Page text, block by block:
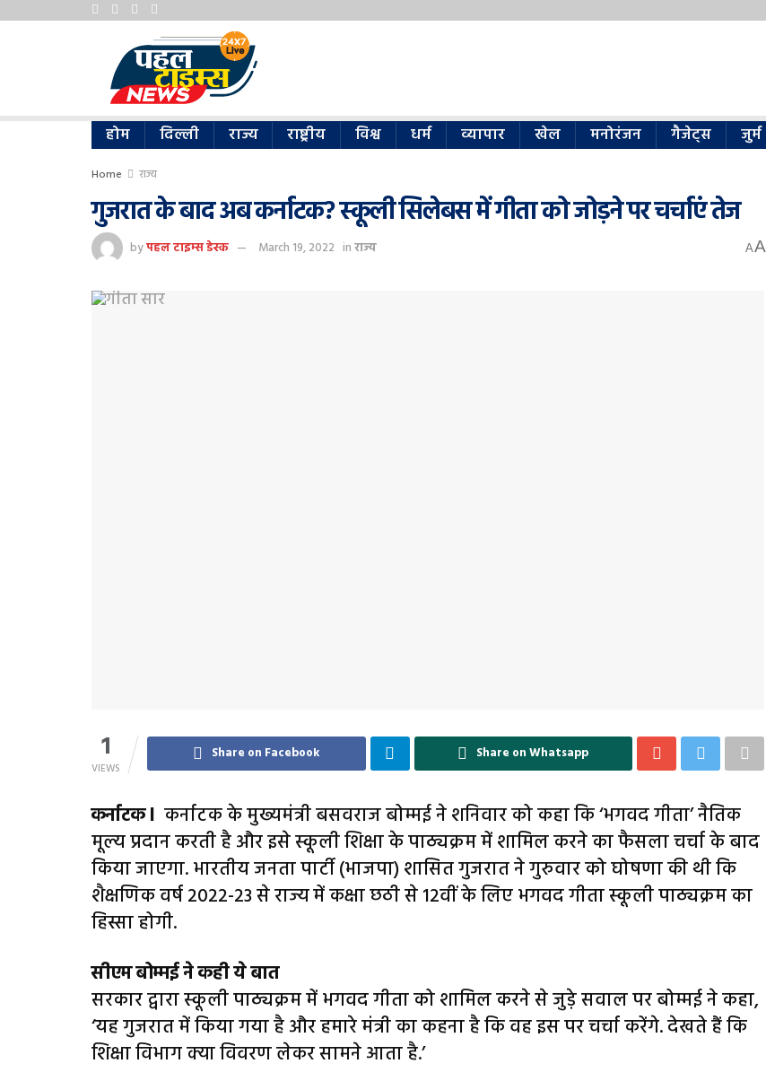
होम दिल्ली राज्य राष्ट्रीय विश्व धर्म व्यापार खेल मनोरंजन गैजेट्स जुर्म
Home राज्य
गुजरात के बाद अब कर्नाटक? स्कूली सिलेबस में गीता को जोड़ने पर चर्चाएं तेज
byपहल टाइम्स डेस्क March 19, 2022 inराज्य AA
1
VIEWS
Share on Facebook Share on Whatsapp
कर्नाटक l कर्नाटक के मुख्यमंत्री बसवराज बोम्मई ने शनिवार को कहा कि ‘भगवद गीता’ नैतिक
मूल्य प्रदान करती है और इसे स्कूली शिक्षा के पाठ्यक्रम में शामिल करने का फैसला चर्चा के बाद
किया जाएगा. भारतीय जनता पार्टी (भाजपा) शासित गुजरात ने गुरुवार को घोषणा की थी कि
शैक्षणिक वर्ष 2022-23 से राज्य में कक्षा छठी से 12वीं के लिए भगवद गीता स्कूली पाठ्यक्रम का
हिस्सा होगी.
सीएम बोम्मई ने कही ये बात
सरकार द्वारा स्कूली पाठ्यक्रम में भगवद गीता को शामिल करने से जुड़े सवाल पर बोम्मई ने कहा,
‘यह गुजरात में किया गया है और हमारे मंत्री का कहना है कि वह इस पर चर्चा करेंगे. देखते हैं कि
शिक्षा विभाग क्या विवरण लेकर सामने आता है.’